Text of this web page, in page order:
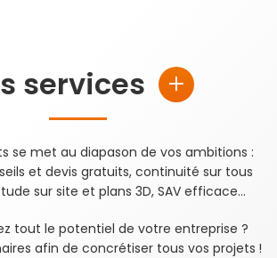
services
se met au diapason de vos ambitions :
et devis gratuits, continuité sur tous
sur site et plans 3D, SAV efficace…
tout le potentiel de votre entreprise ?
afin de concrétiser tous vos projets !